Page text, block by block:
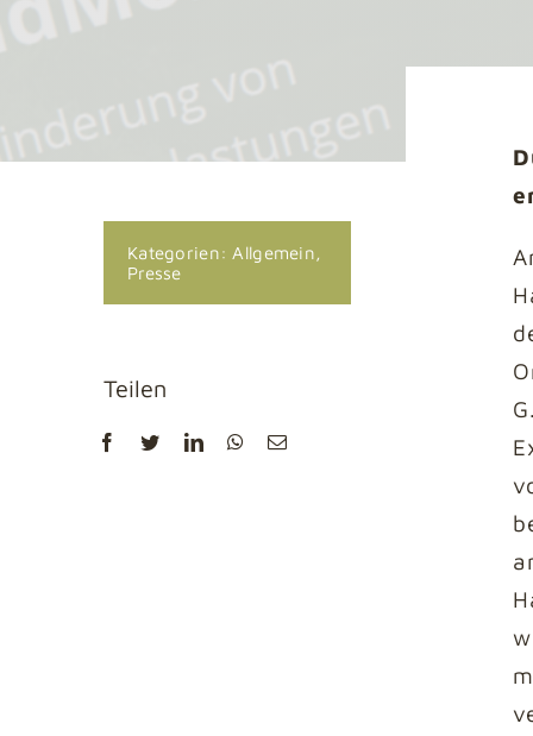
Kategorien: Allgemein,
Presse
Teilen